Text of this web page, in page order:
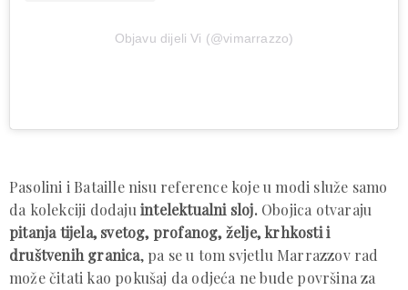
Objavu dijeli Vi (@vimarrazzo)
Pasolini i Bataille nisu reference koje u modi služe samo
da kolekciji dodaju intelektualni sloj.Obojica otvaraju
pitanja tijela, svetog, profanog, želje, krhkosti i
društvenih granica, pa se u tom svjetlu Marrazzov rad
može čitati kao pokušaj da odjeća ne bude površina za